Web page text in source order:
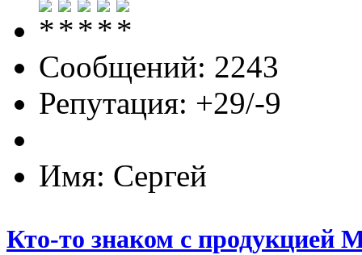
Сообщений: 2243
Репутация: +29/-9
Имя: Сергей
Кто-то знаком с продукцией